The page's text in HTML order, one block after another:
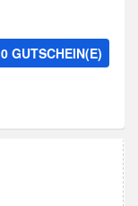
0 GUTSCHEIN(E)